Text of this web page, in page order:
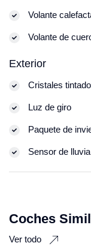
Volante
Volante de
Exterior
Cristales
Luz de giro
Paquete de
Sensor de lluvia
Coches
Ver todo